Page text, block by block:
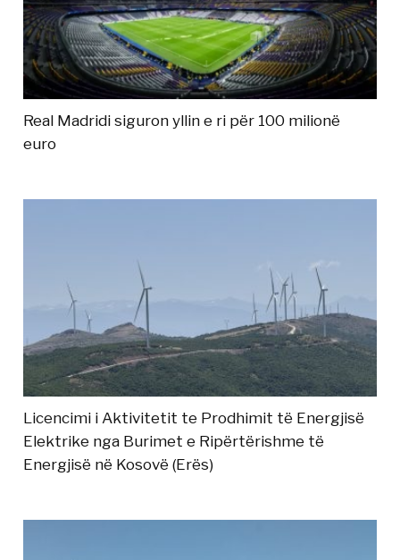
Real Madridi siguron yllin e ri për 100 milionë
euro
Licencimi i Aktivitetit te Prodhimit të Energjisë
Elektrike nga Burimet e Ripërtërishme të
Energjisë në Kosovë (Erës)